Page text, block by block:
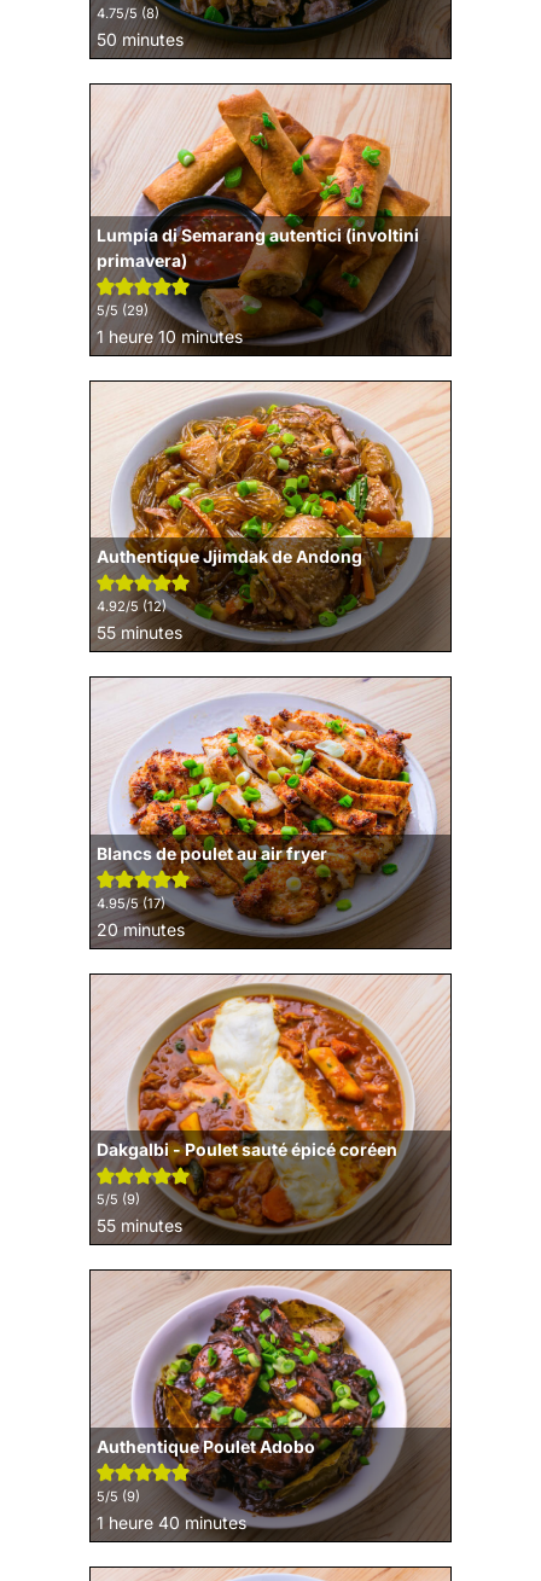
4.75/5 (8)
50 minutes
minutes
Lumpia di Semarang autentici (involtini
primavera)
5/5 (29)
1 heure
heure 10minutes
minutes
Authentique Jjimdak de Andong
4.92/5 (12)
55minutes
minutes
Blancs de poulet au air fryer
4.95/5 (17)
20minutes
minutes
Dakgalbi - Poulet sauté épicé coréen
5/5 (9)
55minutes
minutes
Authentique Poulet Adobo
5/5 (9)
1 heure
heure 40 minutes
minutes